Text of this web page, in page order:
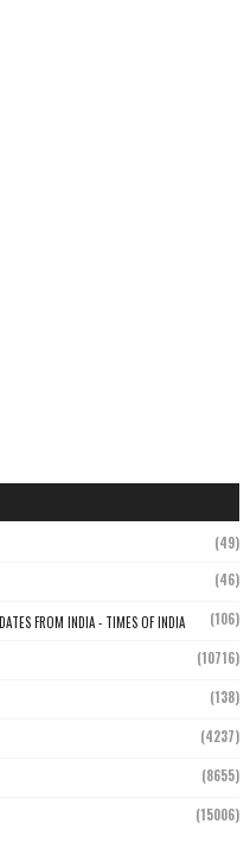
(49)
(46)
FROM INDIA - TIMES OF INDIA (106)
(10716)
(138)
(4237)
(8655)
(15006)